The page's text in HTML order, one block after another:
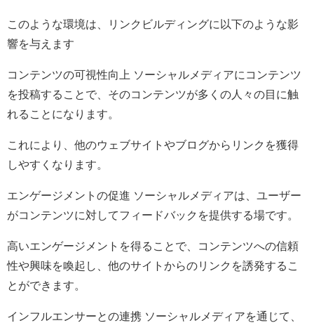
このような環境は、リンクビルディングに以下のような影
響を与えます
コンテンツの可視性向上 ソーシャルメディアにコンテンツ
を投稿することで、そのコンテンツが多くの人々の目に触
れることになります。
これにより、他のウェブサイトやブログからリンクを獲得
しやすくなります。
エンゲージメントの促進 ソーシャルメディアは、ユーザー
がコンテンツに対してフィードバックを提供する場です。
高いエンゲージメントを得ることで、コンテンツへの信頼
性や興味を喚起し、他のサイトからのリンクを誘発するこ
とができます。
インフルエンサーとの連携 ソーシャルメディアを通じて、